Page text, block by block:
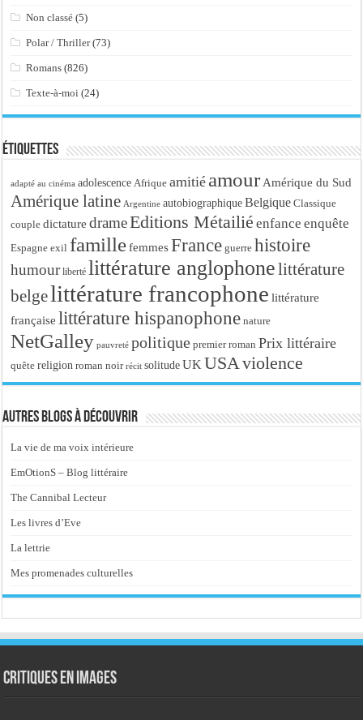
Non classé (5)
Polar / Thriller(73)
Romans (826)
Texte-à-moi (24)
Étiquettes
adapté au cinéma adolescence Afrique amitié amourAmérique du Sud
Amérique latine Argentine autobiographique Belgique Classique
couple dictature drameEditions Métailié enfance enquête
Espagne exil famille femmes France guerre histoire
humour liberté littérature anglophonelittérature
belgelittérature francophone littérature
française littérature hispanophone nature
NetGalley pauvreté politique premier roman Prix littéraire
quête religion roman noir récit solitude UKUSAviolence
Autres blogs à découvrir
La vie de ma voix intérieure
EmOtionS – Blog littéraire
The Cannibal Lecteur
Les livres d’Eve
La lettrie
Mes promenades culturelles
Critiques en images